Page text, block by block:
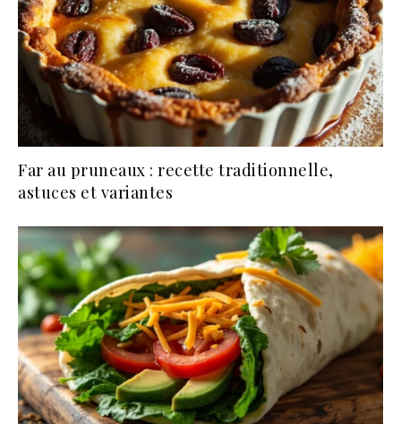
Far au pruneaux : recette traditionnelle,
astuces et variantes